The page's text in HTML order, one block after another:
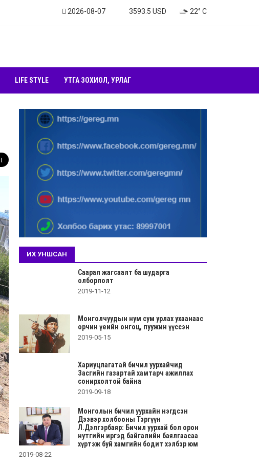
2026-08-07 3593.5 USD 22° C
LIFE STYLE УТГА ЗОХИОЛ, УРЛАГ
ИХ УНШСАН
Саарал жагсаалт ба шударга
олборлолт
2019-11-12
Монголчуудын нум сум урлах ухаанаас
орчин үеийн онгоц, пуужин үүссэн
2019-05-15
Хариуцлагатай бичил уурхайчид
Засгийн газартай хамтарч ажиллах
сонирхолтой байна
2019-09-18
Монголын бичил уурхайн нэгдсэн
Дээвэр холбооны Тэргүүн
Л.Дэлгэрбаяр: Бичил уурхай бол орон
нутгийн иргэд байгалийн баялгаасаа
хүртэж буй хамгийн бодит хэлбэр юм
2019-08-22